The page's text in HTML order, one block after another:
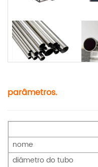
parâmetros.
nome
diâmetro do tubo